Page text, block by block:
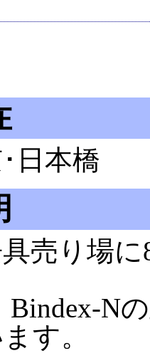
日本橋
売り場
Bindex-N
す。